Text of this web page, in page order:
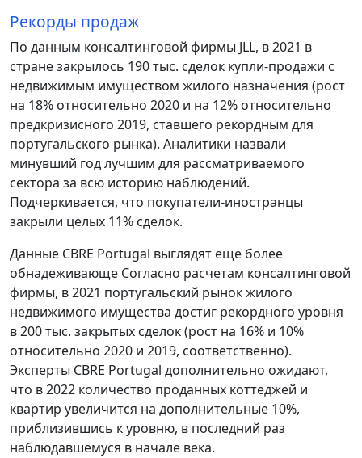
Рекорды продаж
По данным консалтинговой фирмы JLL, в 2021 в
стране закрылось 190 тыс. сделок купли-продажи с
недвижимым имуществом жилого назначения (рост
на 18% относительно 2020 и на 12% относительно
предкризисного 2019, ставшего рекордным для
португальского рынка). Аналитики назвали
минувший год лучшим для рассматриваемого
сектора за всю историю наблюдений.
Подчеркивается, что покупатели-иностранцы
закрыли целых 11% сделок.
Данные CBRE Portugal выглядят еще более
обнадеживающе Согласно расчетам консалтинговой
фирмы, в 2021 португальский рынок жилого
недвижимого имущества достиг рекордного уровня
в 200 тыс. закрытых сделок (рост на 16% и 10%
относительно 2020 и 2019, соответственно).
Эксперты CBRE Portugal дополнительно ожидают,
что в 2022 количество проданных коттеджей и
квартир увеличится на дополнительные 10%,
приблизившись к уровню, в последний раз
наблюдавшемуся в начале века.